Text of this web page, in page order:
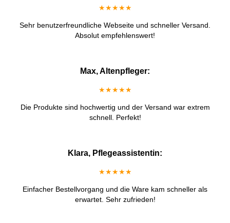
★★★★★
Sehr benutzerfreundliche Webseite und schneller Versand.
Absolut empfehlenswert!
Max, Altenpfleger:
★★★★★
Die Produkte sind hochwertig und der Versand war extrem
schnell. Perfekt!
Klara, Pflegeassistentin:
★★★★★
Einfacher Bestellvorgang und die Ware kam schneller als
erwartet. Sehr zufrieden!